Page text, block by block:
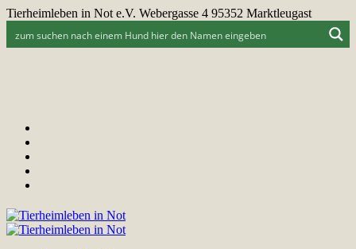
Tierheimleben in Not e.V. Webergasse 4 95352 Marktleugast